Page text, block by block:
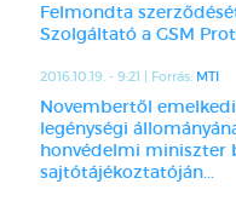
Felmondta
Szolgáltató a GSM
2016.10.19. - 9:21 | Forrás: MTI
Novembertől
legénységi
honvédelmi miniszter
sajtótájékoztatóján...